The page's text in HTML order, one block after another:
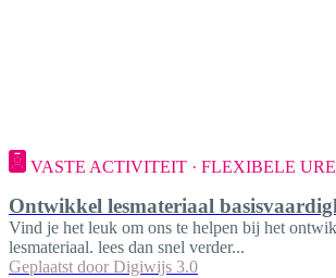
VASTE ACTIVITEIT · FLEXIBELE
Ontwikkel lesmateriaal
Vind je het leuk om ons te helpen bij het
lesmateriaal. lees dan snel verder...
Geplaatst door Digiwijs 3.0